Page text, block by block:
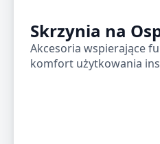
Skrzynia na
Akcesoria wspierające
komfort użytkowania